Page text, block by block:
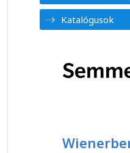
Katalógusok